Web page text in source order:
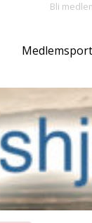
Bli